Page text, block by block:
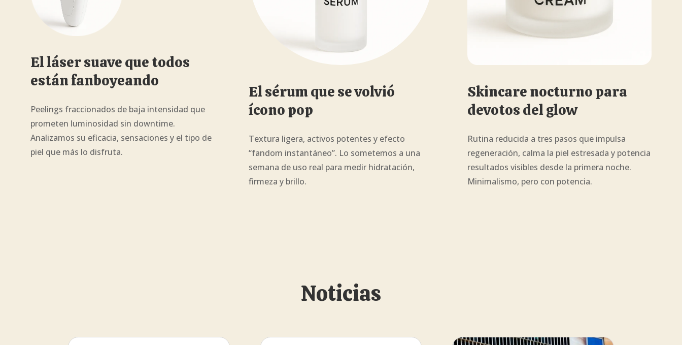
El láser suave que todos
están fanboyeando
Peelings fraccionados de baja intensidad que
prometen luminosidad sin downtime.
Analizamos su eficacia, sensaciones y el tipo de
piel que más lo disfruta.
El sérum que se volvió
ícono pop
Textura ligera, activos potentes y efecto
“fandom instantáneo”. Lo sometemos a una
semana de uso real para medir hidratación,
firmeza y brillo.
Skincare nocturno para
devotos del glow
Rutina reducida a tres pasos que impulsa
regeneración, calma la piel estresada y potencia
resultados visibles desde la primera noche.
Minimalismo, pero con potencia.
Noticias